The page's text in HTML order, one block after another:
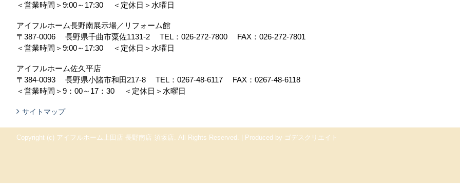
＜営業時間＞9:00～17:30
＜定休日＞水曜日
アイフルホーム長野南展示場／リフォーム館
〒387-0006
長野県千曲市粟佐1131-2 TEL： 026-272-7800
FAX：026-272-7801
＜営業時間＞9:00～17:30
＜定休日＞水曜日
アイフルホーム佐久平店
〒384-0093
長野県小諸市和田217-8 TEL： 0267-48-6117
FAX：0267-48-6118
＜営業時間＞9：00～17：30
＜定休日＞水曜日
サイトマップ
Copyright (c) アイフルホーム上田店 長野南店 須坂店. All Rights Reserved. Produced by ゴデスクリエイト